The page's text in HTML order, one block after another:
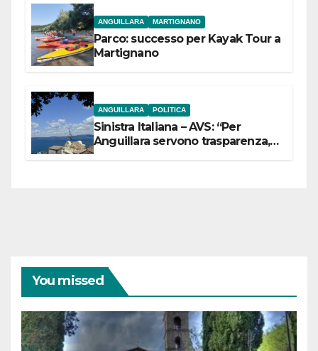
ANGUILLARA MARTIGNANO
Parco: successo per Kayak Tour a
Martignano
ANGUILLARA POLITICA
Sinistra Italiana – AVS: “Per
Anguillara servono trasparenza,
You missed